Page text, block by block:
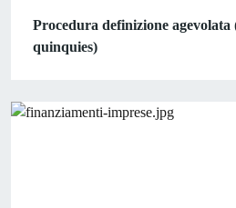
Procedura definizione agevolata
quinquies)